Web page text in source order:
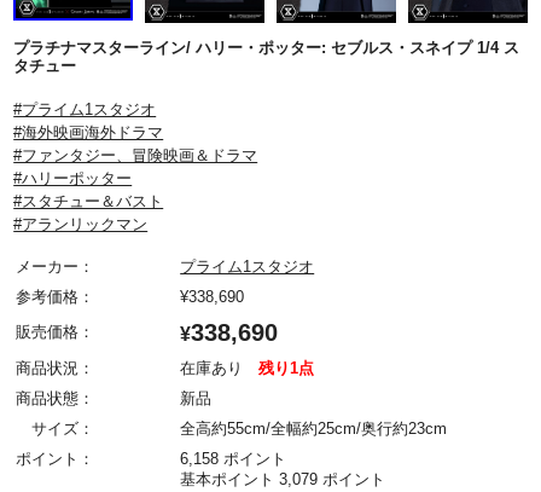
プラチナマスターライン/ ハリー・ポッター: セブルス・スネイプ 1/4 ス
タチュー
#プライム1スタジオ
#海外映画海外ドラマ
#ファンタジー、冒険映画＆ドラマ
#ハリーポッター
#スタチュー＆バスト
#アランリックマン
メーカー：
プライム1スタジオ
参考価格：
¥338,690
販売価格：
¥338,690
商品状況： 在庫あり
残り1点
商品状態：
新品
サイズ：
全高約55cm/全幅約25cm/奥行約23cm
ポイント：
6,158 ポイント
基本ポイント 3,079 ポイント